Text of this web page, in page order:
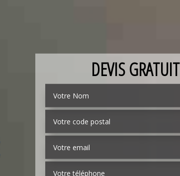
DEVIS GRATUIT